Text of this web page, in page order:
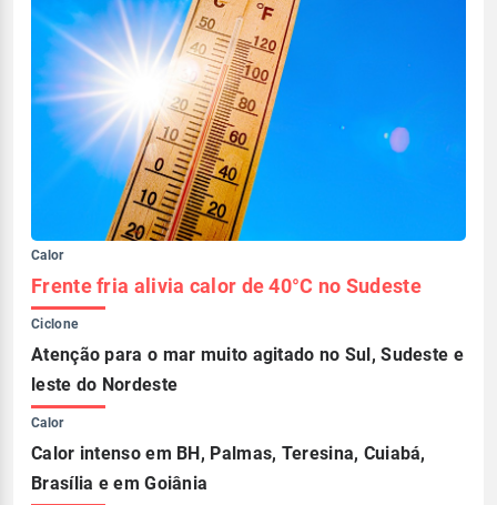
Calor
Frente fria alivia calor de 40°C no Sudeste
Ciclone
Atenção para o mar muito agitado no Sul, Sudeste e
leste do Nordeste
Calor
Calor intenso em BH, Palmas, Teresina, Cuiabá,
Brasília e em Goiânia